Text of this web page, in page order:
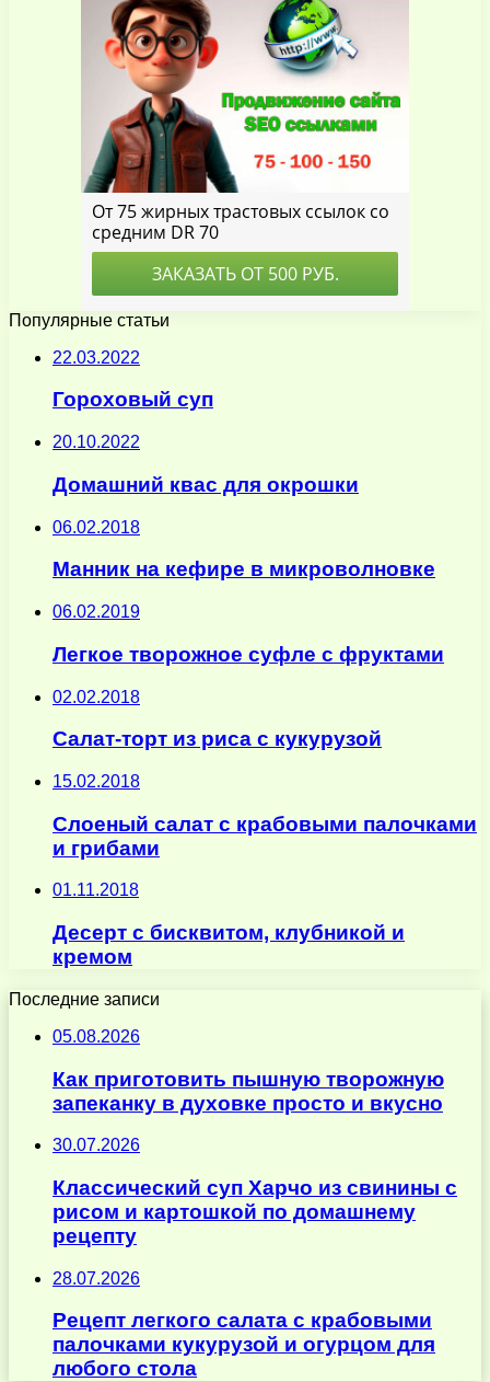
Популярные статьи
22.03.2022
Гороховый суп
20.10.2022
Домашний квас для окрошки
06.02.2018
Манник на кефире в микроволновке
06.02.2019
Легкое творожное суфле с фруктами
02.02.2018
Салат-торт из риса с кукурузой
15.02.2018
Слоеный салат с крабовыми палочками
и грибами
01.11.2018
Десерт с бисквитом, клубникой и
кремом
Последние записи
05.08.2026
Как приготовить пышную творожную
запеканку в духовке просто и вкусно
30.07.2026
Классический суп Харчо из свинины с
рисом и картошкой по домашнему
рецепту
28.07.2026
Рецепт легкого салата с крабовыми
палочками кукурузой и огурцом для
любого стола